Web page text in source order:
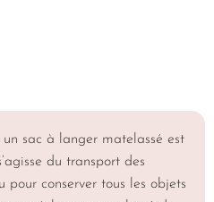
sac à langer matelassé est
du transport des
pour conserver tous les objets